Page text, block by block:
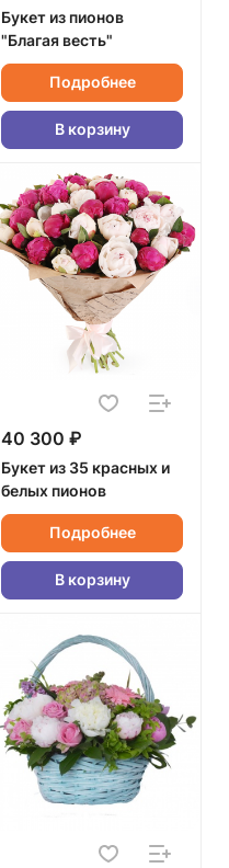
Букет из пионов
"Благая весть"
Подробнее
В корзину
40 300 ₽
Букет из 35 красных и
белых пионов
Подробнее
В корзину